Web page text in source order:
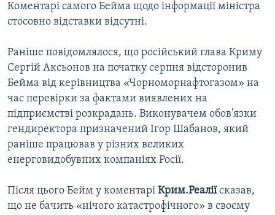
Коментарі самого Бейма щодо інформації міністра
стосовно відставки відсутні.
Раніше повідомлялося, що російський глава Криму
Сергій Аксьонов на початку серпня відсторонив
Бейма від керівництва «Чорноморнафтогазом» на
час перевірки за фактами виявлених на
підприємстві розкрадань. Виконувачем обов'язки
гендиректора призначений Ігор Шабанов, який
раніше працював у різних великих
енерговидобувних компаніях Росії.
Після цього Бейм у коментарі Крим.Реаліїсказав,
що не бачить «нічого катастрофічного» в своєму